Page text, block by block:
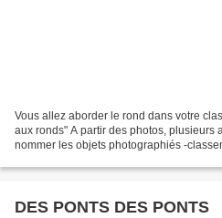
Vous allez aborder le rond dans votre
aux ronds" A partir des photos, plusieurs
nommer les objets photographiés -
DES PONTS DES PONTS